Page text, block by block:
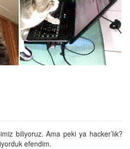
biliyoruz. Ama peki ya hacker’lık?
efendim.